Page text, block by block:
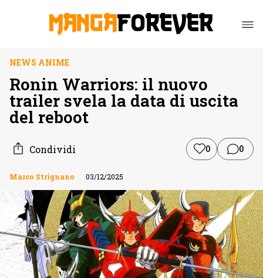
NEWS ANIME
Ronin Warriors: il nuovo
trailer svela la data di uscita
del reboot
Condividi 0 0
Marco Strignano 03/12/2025